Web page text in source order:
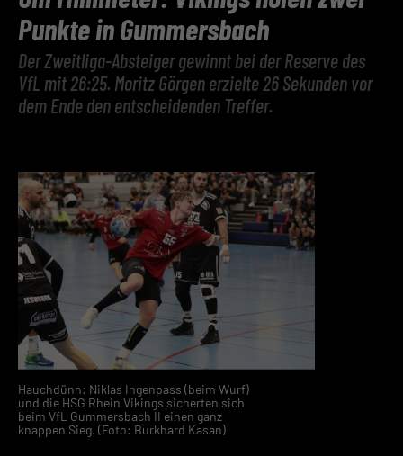
Punkte in Gummersbach
Der Zweitliga-Absteiger gewinnt bei der Reserve des
VfL mit 26:25. Moritz Görgen erzielte 26 Sekunden vor
dem Ende den entscheidenden Treffer.
Hauchdünn: Niklas Ingenpass (beim Wurf)
und die HSG Rhein Vikings sicherten sich
beim VfL Gummersbach II einen ganz
knappen Sieg. (Foto: Burkhard Kasan)